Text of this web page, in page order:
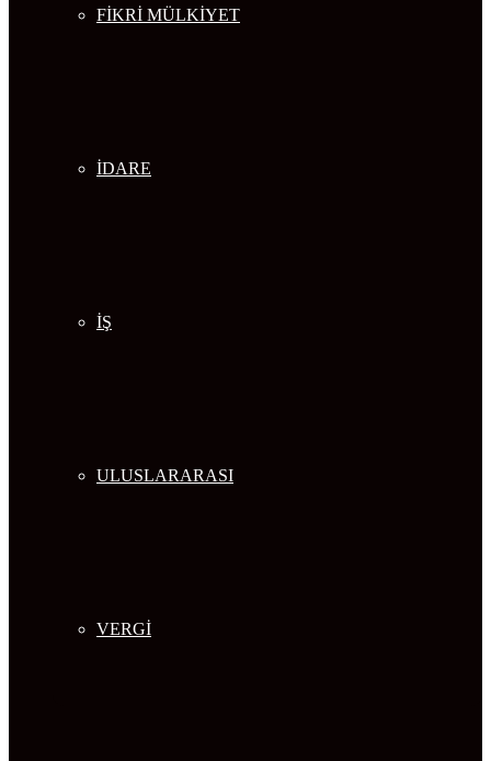
FİKRİ MÜLKİYET
İDARE
İŞ
ULUSLARARASI
VERGİ